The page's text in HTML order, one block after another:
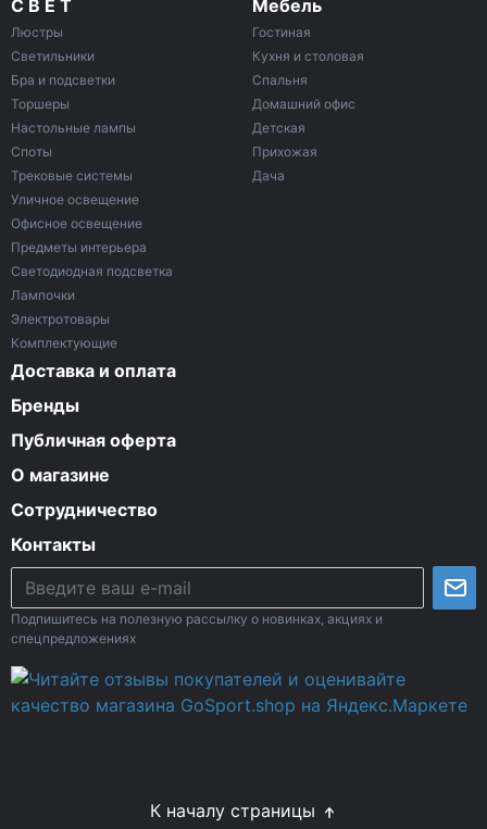
С В Е Т
Люстры
Светильники
Бра и подсветки
Торшеры
Настольные лампы
Споты
Трековые системы
Уличное освещение
Офисное освещение
Предметы интерьера
Светодиодная подсветка
Лампочки
Электротовары
Комплектующие
Мебель
Гостиная
Кухня и столовая
Спальня
Домашний офис
Детская
Прихожая
Дача
Доставка и оплата
Бренды
Публичная оферта
О магазине
Сотрудничество
Контакты
Подпишитесь на полезную рассылку о новинках, акциях и
спецпредложениях
К началу страницы